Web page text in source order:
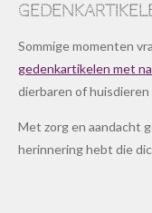
Sommige momenten
gedenkartikelen met
dierbaren of
Met zorg en aandacht
herinnering hebt die